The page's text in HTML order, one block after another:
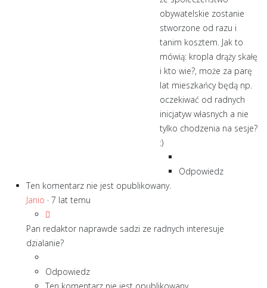
obywatelskie zostanie
stworzone od razu i
tanim kosztem. Jak to
mówią: kropla drąży skałę
i kto wie?, może za parę
lat mieszkańcy będą np.
oczekiwać od radnych
inicjatyw własnych a nie
tylko chodzenia na sesje?
:)
Odpowiedz
Ten komentarz nie jest opublikowany.
Janio · 7 lat temu
Pan redaktor naprawde sadzi ze radnych interesuje
dzialanie?
Odpowiedz